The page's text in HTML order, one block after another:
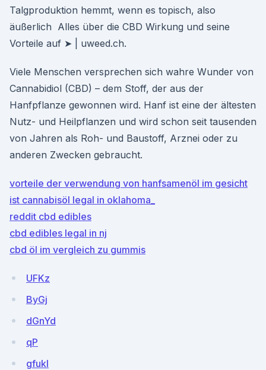
Talgproduktion hemmt, wenn es topisch, also
äußerlich Alles über die CBD Wirkung und seine
Vorteile auf ➤ | uweed.ch.
Viele Menschen versprechen sich wahre Wunder von
Cannabidiol (CBD) – dem Stoff, der aus der
Hanfpflanze gewon­nen wird. Hanf ist eine der ältesten
Nutz- und Heilpflanzen und wird schon seit tausenden
von Jahren als Roh- und Baustoff, Arznei oder zu
anderen Zwecken gebraucht.
vorteile der verwendung von hanfsamenöl im gesicht
ist cannabisöl legal in oklahoma_
reddit cbd edibles
cbd edibles legal in nj
cbd öl im vergleich zu gummis
UFKz
ByGj
dGnYd
qP
gfukI